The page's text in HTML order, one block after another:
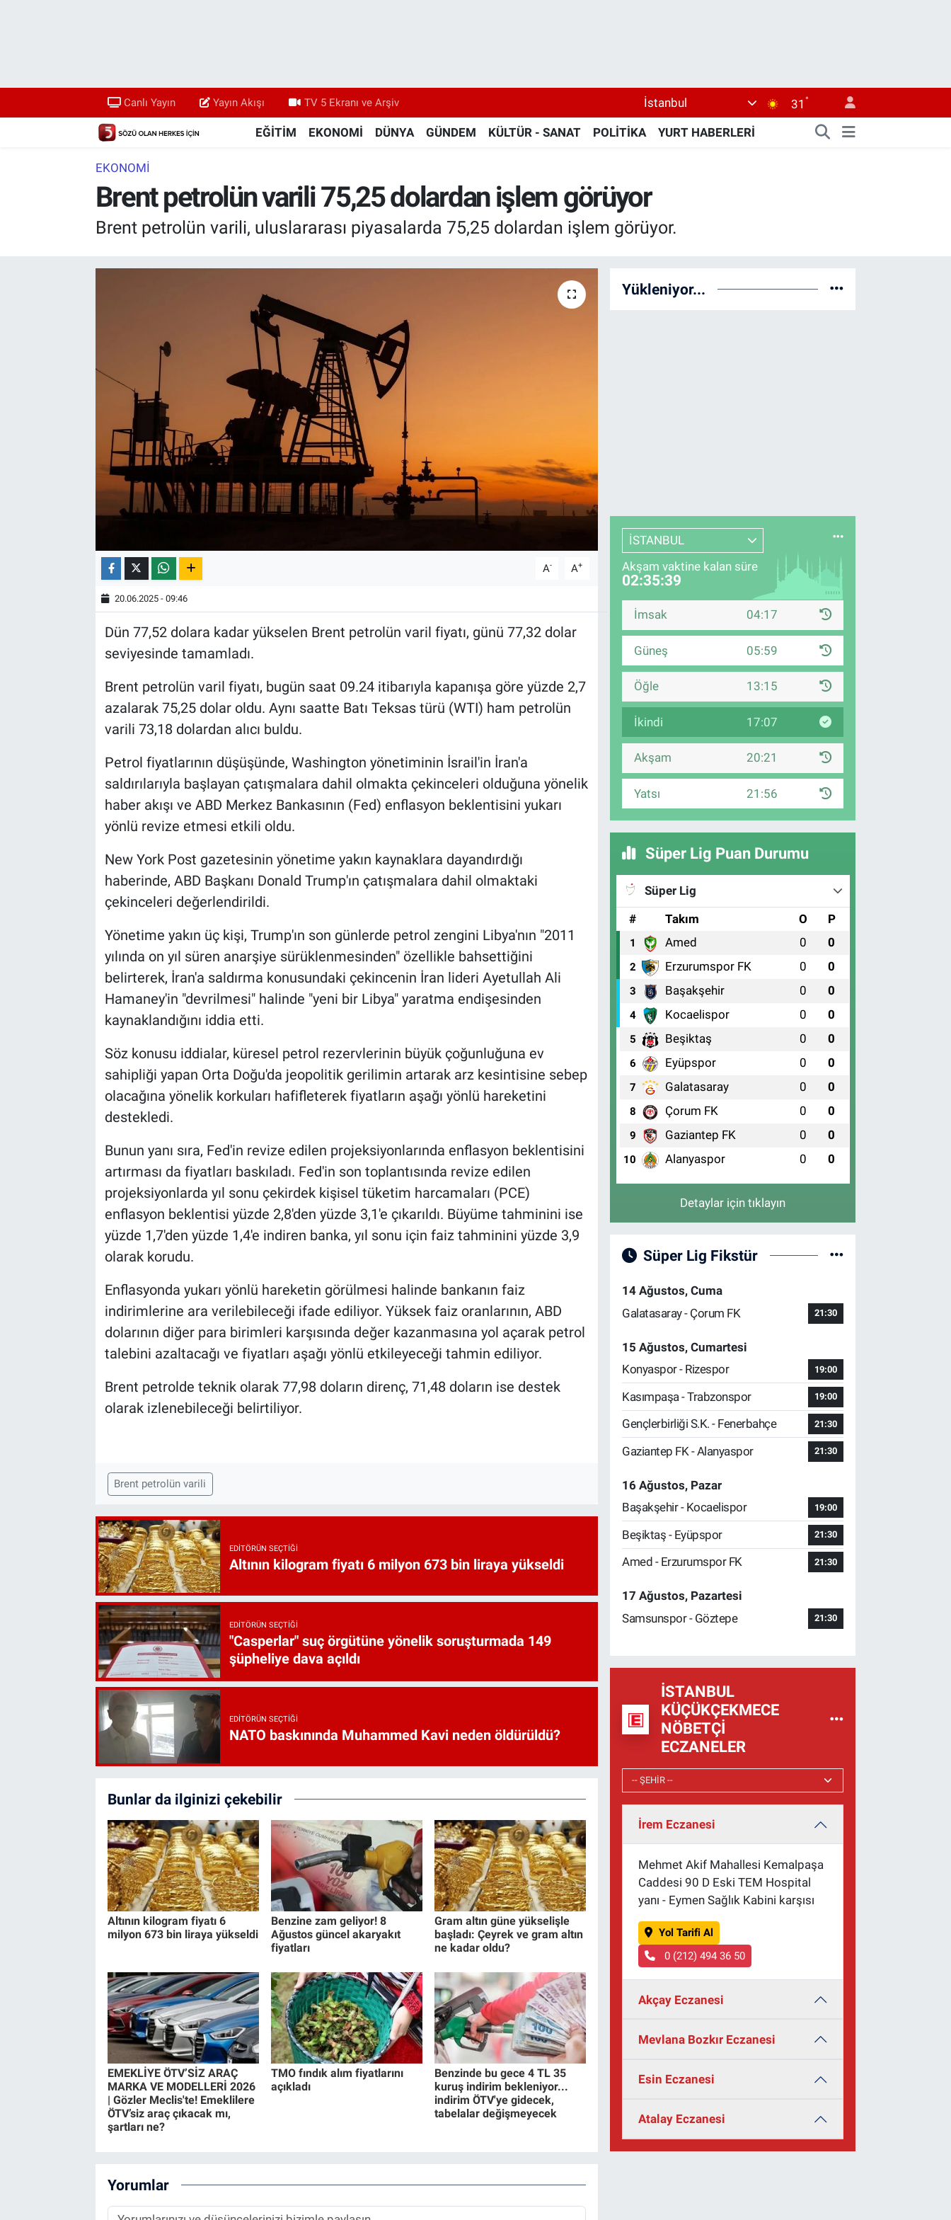
Canlı Yayın Yayın Akışı TV 5 Ekranı ve Arşiv İstanbul 31 °
EĞİTİM EKONOMİ DÜNYA GÜNDEM KÜLTÜR - SANAT POLİTİKA YURT HABERLERİ
EKONOMİ
Brent petrolün varili 75,25 dolardan işlem görüyor
Brent petrolün varili, uluslararası piyasalarda 75,25 dolardan işlem görüyor.
A- A+
20.06.2025 - 09:46
Dün 77,52 dolara kadar yükselen Brent petrolün varil fiyatı, günü 77,32 dolar
seviyesinde tamamladı.
Brent petrolün varil fiyatı, bugün saat 09.24 itibarıyla kapanışa göre yüzde 2,7
azalarak 75,25 dolar oldu. Aynı saatte Batı Teksas türü (WTI) ham petrolün
varili 73,18 dolardan alıcı buldu.
Petrol fiyatlarının düşüşünde, Washington yönetiminin İsrail'in İran'a
saldırılarıyla başlayan çatışmalara dahil olmakta çekinceleri olduğuna yönelik
haber akışı ve ABD Merkez Bankasının (Fed) enflasyon beklentisini yukarı
yönlü revize etmesi etkili oldu.
New York Post gazetesinin yönetime yakın kaynaklara dayandırdığı
haberinde, ABD Başkanı Donald Trump'ın çatışmalara dahil olmaktaki
çekinceleri değerlendirildi.
Yönetime yakın üç kişi, Trump'ın son günlerde petrol zengini Libya'nın "2011
yılında on yıl süren anarşiye sürüklenmesinden" özellikle bahsettiğini
belirterek, İran'a saldırma konusundaki çekincenin İran lideri Ayetullah Ali
Hamaney'in "devrilmesi" halinde "yeni bir Libya" yaratma endişesinden
kaynaklandığını iddia etti.
Söz konusu iddialar, küresel petrol rezervlerinin büyük çoğunluğuna ev
sahipliği yapan Orta Doğu'da jeopolitik gerilimin artarak arz kesintisine sebep
olacağına yönelik korkuları hafifleterek fiyatların aşağı yönlü hareketini
destekledi.
Bunun yanı sıra, Fed'in revize edilen projeksiyonlarında enflasyon beklentisini
artırması da fiyatları baskıladı. Fed'in son toplantısında revize edilen
projeksiyonlarda yıl sonu çekirdek kişisel tüketim harcamaları (PCE)
enflasyon beklentisi yüzde 2,8'den yüzde 3,1'e çıkarıldı. Büyüme tahminini ise
yüzde 1,7'den yüzde 1,4'e indiren banka, yıl sonu için faiz tahminini yüzde 3,9
olarak korudu.
Enflasyonda yukarı yönlü hareketin görülmesi halinde bankanın faiz
indirimlerine ara verilebileceği ifade ediliyor. Yüksek faiz oranlarının, ABD
dolarının diğer para birimleri karşısında değer kazanmasına yol açarak petrol
talebini azaltacağı ve fiyatları aşağı yönlü etkileyeceği tahmin ediliyor.
Brent petrolde teknik olarak 77,98 doların direnç, 71,48 doların ise destek
olarak izlenebileceği belirtiliyor.
Brent petrolün varili
EDITÖRÜN SEÇTIĞI
Altının kilogram fiyatı 6 milyon 673 bin liraya yükseldi
EDITÖRÜN SEÇTIĞI
"Casperlar" suç örgütüne yönelik soruşturmada 149
şüpheliye dava açıldı
EDITÖRÜN SEÇTIĞI
NATO baskınında Muhammed Kavi neden öldürüldü?
Bunlar da ilginizi çekebilir
Altının kilogram fiyatı 6
milyon 673 bin liraya yükseldi
Benzine zam geliyor! 8
Ağustos güncel akaryakıt
fiyatları
Gram altın güne yükselişle
başladı: Çeyrek ve gram altın
ne kadar oldu?
EMEKLİYE ÖTV’SİZ ARAÇ
MARKA VE MODELLERİ 2026
| Gözler Meclis'te! Emeklilere
ÖTV’siz araç çıkacak mı,
şartları ne?
TMO fındık alım fiyatlarını
açıkladı
Benzinde bu gece 4 TL 35
kuruş indirim bekleniyor...
indirim ÖTV'ye gidecek,
tabelalar değişmeyecek
Yorumlar
Yükleniyor...
İSTANBUL
Akşam vaktine kalan süre
02:35:38
İmsak 04:17
Güneş 05:59
Öğle 13:15
İkindi 17:07
Akşam 20:21
Yatsı 21:56
Süper Lig Puan Durumu
Süper Lig
#
Takım O P
1 Amed 0 0
2 Erzurumspor FK 0 0
3 Başakşehir 0 0
4 Kocaelispor 0 0
5 Beşiktaş 0 0
6 Eyüpspor 0 0
7 Galatasaray 0 0
8 Çorum FK 0 0
9 Gaziantep FK 0 0
10 Alanyaspor 0 0
Detaylar için tıklayın
Süper Lig Fikstür
14 Ağustos, Cuma
Galatasaray - Çorum FK
21:30
15 Ağustos, Cumartesi
Konyaspor - Rizespor
19:00
Kasımpaşa - Trabzonspor 19:00
Gençlerbirliği S.K. - Fenerbahçe 21:30
Gaziantep FK - Alanyaspor 21:30
16 Ağustos, Pazar
Başakşehir - Kocaelispor
19:00
Beşiktaş - Eyüpspor 21:30
Amed - Erzurumspor FK 21:30
17 Ağustos, Pazartesi
Samsunspor - Göztepe
21:30
İSTANBUL
KÜÇÜKÇEKMECE
NÖBETÇI
ECZANELER
İrem Eczanesi
Mehmet Akif Mahallesi Kemalpaşa
Caddesi 90 D Eski TEM Hospital
yanı - Eymen Sağlık Kabini karşısı
Yol Tarifi Al
0 (212) 494 36 50
Akçay Eczanesi
Mevlana Bozkır Eczanesi
Esin Eczanesi
Atalay Eczanesi
Yayın Akışı
TV 5 Ekranı ve Arşiv